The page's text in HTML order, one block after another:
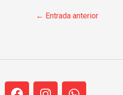
← Entrada anterior
F
I
W